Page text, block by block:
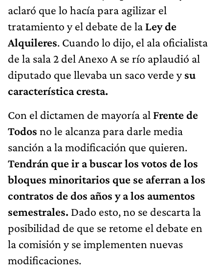
aclaró que lo hacía para agilizar el
tratamiento y el debate de la Ley de
Alquileres. Cuando lo dijo, el ala oficialista
de la sala 2 del Anexo A se río aplaudió al
diputado que llevaba un saco verde ysu
característica cresta.
Con el dictamen de mayoría al Frente de
Todos no le alcanza para darle media
sanción a la modificación que quieren.
Tendrán que ir a buscar los votos de los
bloques minoritarios que se aferran a los
contratos de dos años y a los aumentos
semestrales. Dado esto, no se descarta la
posibilidad de que se retome el debate en
la comisión y se implementen nuevas
modificaciones.